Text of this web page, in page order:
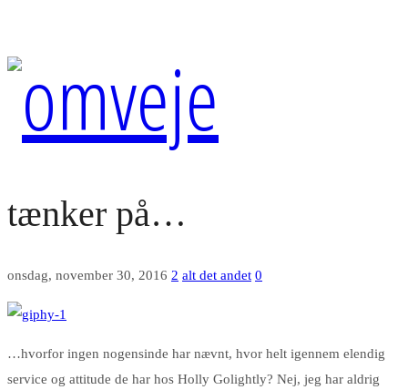
tænker på…
onsdag, november 30, 2016 2 alt det andet 0
…hvorfor ingen nogensinde har nævnt, hvor helt igennem elendig
service og attitude de har hos Holly Golightly? Nej, jeg har aldrig